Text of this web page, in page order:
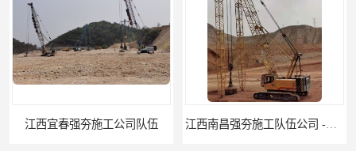
江西南昌强夯施工队伍公司 -湖南业峻强夯基础工程